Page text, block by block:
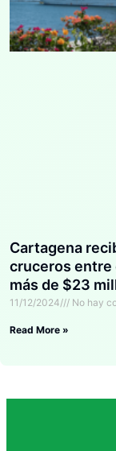
Cartagena
cruceros entre
más de $23
11/12/2024 No hay
Read More »